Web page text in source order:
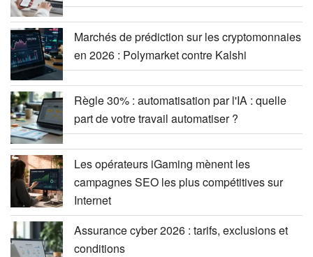
Marchés de prédiction sur les cryptomonnaies
en 2026 : Polymarket contre Kalshi
Règle 30% : automatisation par l'IA : quelle
part de votre travail automatiser ?
Les opérateurs iGaming mènent les
campagnes SEO les plus compétitives sur
Internet
Assurance cyber 2026 : tarifs, exclusions et
conditions